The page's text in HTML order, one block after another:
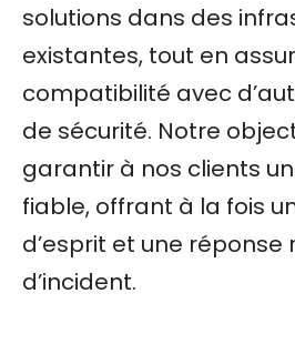
solutions dans des
existantes, tout en
compatibilité avec
de sécurité. Notre
garantir à nos clients
fiable, offrant à la fois
d’esprit et une réponse
d’incident.